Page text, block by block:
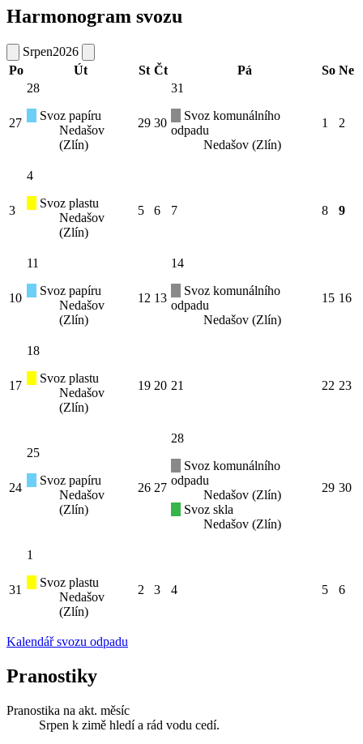
Harmonogram svozu
Srpen2026
Po
Út St Čt Pá So Ne
27
28
Svoz papíru
Nedašov
(Zlín)
29 30
31
Svoz komunálního
odpadu
Nedašov (Zlín)
1 2
3
4
Svoz plastu
Nedašov
(Zlín)
5 6 7 8 9
10
11
Svoz papíru
Nedašov
(Zlín)
12 13
14
Svoz komunálního
odpadu
Nedašov (Zlín)
15 16
17
18
Svoz plastu
Nedašov
(Zlín)
19 20 21 22 23
24
25
Svoz papíru
Nedašov
(Zlín)
26 27
28
Svoz komunálního
odpadu
Nedašov (Zlín)
Svoz skla
Nedašov (Zlín)
29 30
31
1
Svoz plastu
Nedašov
(Zlín)
2 3 4 5 6
Kalendář svozu odpadu
Pranostiky
Pranostika na akt. měsíc
Srpen k zimě hledí a rád vodu cedí.